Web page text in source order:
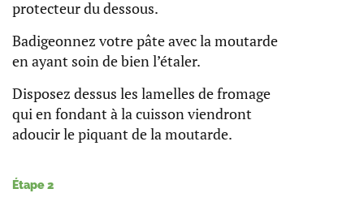
protecteur du dessous.
Badigeonnez votre pâte avec la moutarde
en ayant soin de bien l’étaler.
Disposez dessus les lamelles de fromage
qui en fondant à la cuisson viendront
adoucir le piquant de la moutarde.
Étape 2